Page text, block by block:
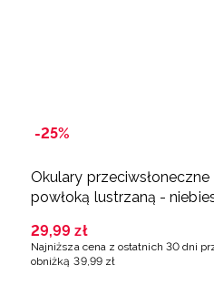
-25%
Okulary przeciwsłoneczne
powłoką lustrzaną -
29,99 zł
Najniższa cena z ostatnich 30 dni
obniżką 39,99 zł